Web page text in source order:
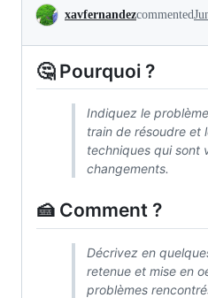
Conversation
xavfernandezcommented
🤔 Pourquoi ?
Indiquez le
train de résoudre et
techniques qui sont
changements.
🍰 Comment ?
Décrivez en
retenue et mise en
problèmes